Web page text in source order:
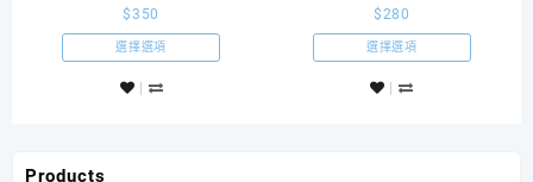
服
$350
選擇選項
拉姆雷姆COSPLAY女僕裝
$280
選擇選項
Products